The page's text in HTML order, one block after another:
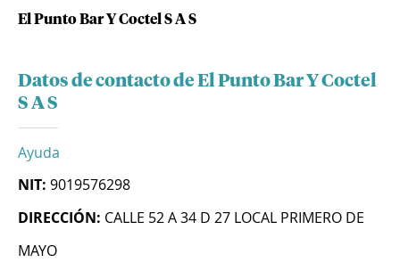
El Punto Bar Y Coctel S A S
Datos de contacto de El Punto Bar Y Coctel
S A S
Ayuda
NIT: 9019576298
DIRECCIÓN: CALLE 52 A 34 D 27 LOCAL PRIMERO DE
MAYO